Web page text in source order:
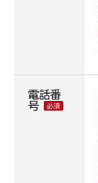
電話番
号